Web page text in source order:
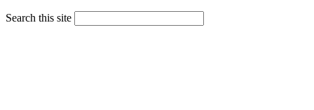
Search this site